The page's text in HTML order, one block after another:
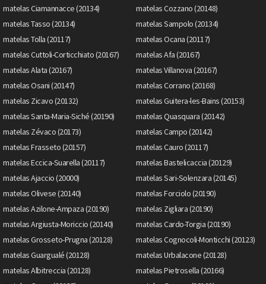
matelas Ciamannacce (20134)
matelas Cozzano (20148)
matelas Tasso (20134)
matelas Sampolo (20134)
matelas Tolla (20117)
matelas Ocana (20117)
matelas Cuttoli-Corticchiato (20167)
matelas Afa (20167)
matelas Alata (20167)
matelas Villanova (20167)
matelas Osani (20147)
matelas Corrano (20168)
matelas Zicavo (20132)
matelas Guitera-les-Bains (20153)
matelas Santa-Maria-Siché (20190)
matelas Quasquara (20142)
matelas Zévaco (20173)
matelas Campo (20142)
matelas Frasseto (20157)
matelas Cauro (20117)
matelas Eccica-Suarella (20117)
matelas Bastelicaccia (20129)
matelas Ajaccio (20000)
matelas Sari-Solenzara (20145)
matelas Olivese (20140)
matelas Forciolo (20190)
matelas Azilone-Ampaza (20190)
matelas Zigliara (20190)
matelas Argiusta-Moriccio (20140)
matelas Cardo-Torgia (20190)
matelas Grosseto-Prugna (20128)
matelas Cognocoli-Monticchi (20123)
matelas Guargualé (20128)
matelas Urbalacone (20128)
matelas Albitreccia (20128)
matelas Pietrosella (20166)